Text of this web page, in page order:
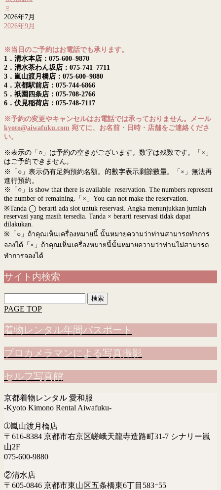
○
2026年7月
2026年9月
※当日のご予約はお電話でも承ります。
1．清水本店：075-600–9870
2．清水茶わん坂店：075-741–7711
3．嵐山渡月橋店：075-600–9880
4．京都駅前店：075-744-6866
5．祇園四条店：075-708-2766
6．伏見稲荷店：075-748-7117
※予約の変更やキャンセルはお電話では承っておりません。メール
kyoto@aiwafuku.com 宛てに、お名前・日時・店舗をご連絡くださ
い。
※表示の「○」は予約の空きがございます。数字は残数です。「×」
はご予約できません。
※「○」表示仍有足夠預約名額。 的數字表示剩餘數量。「×」無法再
進行預約。
※「○」is show that there is available reservation. The numbers represent
the number of remaining.「×」You can not make the reservation.
※Tanda ◯ berarti ada slot untuk reservasi. Angka menunjukkan jumlah
reservasi yang masih tersedia. Tanda × berarti reservasi tidak dapat
dilakukan.
※ 「○」ถ้าคุณเห็นเครื่องหมายนี้ นั้นหมายความว่าท่านสามารถทำการ
จองได้「×」ถ้าคุณเห็นเครื่องหมายนี้นั้นหมายความว่าท่านไม่สามารถ
ทำการจองได้
サイト内検索
索:
PAGE TOP
着物レンタル年間パスポート
プロカメラマンによる写真撮影
セルフ写真館
京都着物レンタル 愛和服
-Kyoto Kimono Rental Aiwafuku-
➀嵐山渡月橋店
〒616-8384 京都市右京区嵯峨天龍寺造路町31-7 シナリー嵐
山2F
075-600-9880
②清水店
〒605-0846 京都市東山区五条橋東6丁目583ｰ55